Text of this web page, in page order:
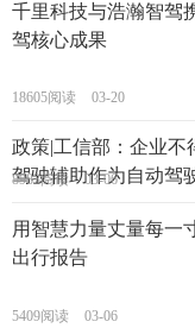
千里科技与浩瀚智驾
驾核心成果
18605阅读 03-20
政策|工信部：企业不
驾驶辅助作为自动驾
8983阅读 03-06
用智慧力量丈量每一
出行报告
5409阅读 03-06